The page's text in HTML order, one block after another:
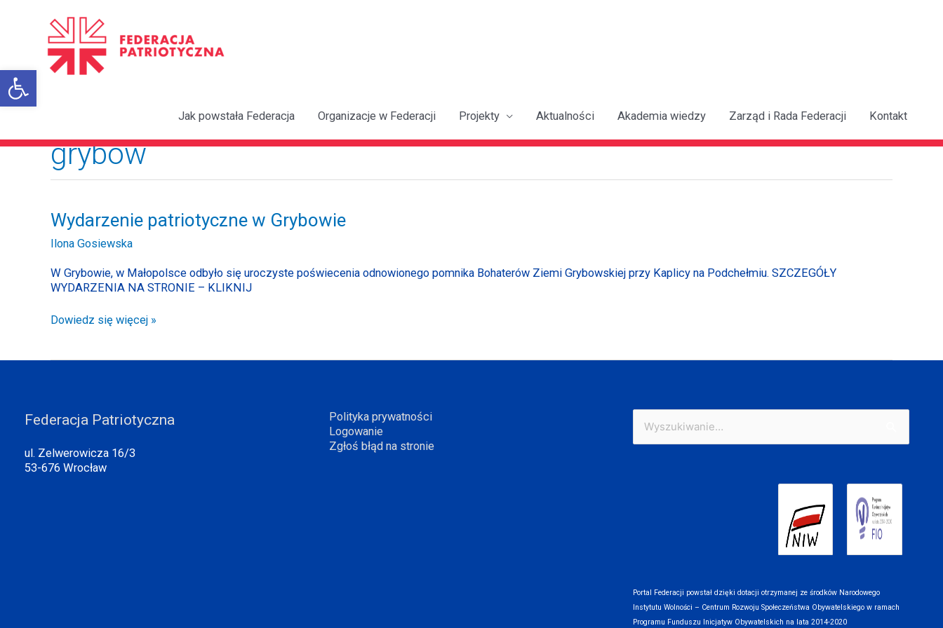
Otwórz pasek narzędzi
Jak powstała Federacja Organizacje w Federacji Projekty Aktualności Akademia wiedzy Zarząd i Rada Federacji Kontakt
grybów
Wydarzenie patriotyczne w Grybowie
Ilona Gosiewska
W Grybowie, w Małopolsce odbyło się uroczyste poświecenia odnowionego pomnika Bohaterów Ziemi Grybowskiej przy Kaplicy na Podchełmiu. SZCZEGÓŁY
WYDARZENIA NA STRONIE – KLIKNIJ
Wydarzenie
patriotyczne
w
Dowiedz się więcej »
Federacja Patriotyczna
ul. Zelwerowicza 16/3
53-676 Wrocław
Polityka prywatności
Logowanie
Zgłoś błąd na stronie
Szukaj
dla:
Portal Federacji powstał dzięki dotacji otrzymanej ze środków Narodowego
Instytutu Wolności – Centrum Rozwoju Społeczeństwa Obywatelskiego w ramach
Programu Funduszu Inicjatyw Obywatelskich na lata 2014-2020